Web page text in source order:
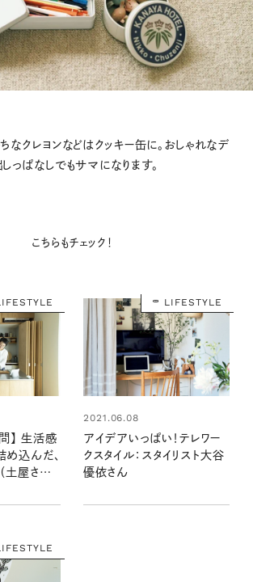
なクレヨンなどはクッキー缶に。おしゃれなデ
っぱなしでもサマになります。
こちらもチェック！
】 生活感
込んだ、
土屋さん
LIFESTYLE
2021.06.08
アイデアいっぱい！テレワー
クスタイル：スタイリスト大谷
優依さん